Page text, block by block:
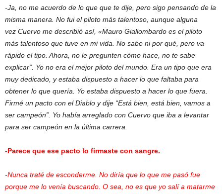
-Ja, no me acuerdo de lo que que te dije, pero sigo pensando de la
misma manera. No fui el piloto más talentoso, aunque alguna
vez Cuervo me describió así, «Mauro Giallombardo es el piloto
más talentoso que tuve en mi vida. No sabe ni por qué, pero va
rápido el tipo. Ahora, no le pregunten cómo hace, no te sabe
explicar”. Yo no era el mejor piloto del mundo. Era un tipo que era
muy dedicado, y estaba dispuesto a hacer lo que faltaba para
obtener lo que quería. Yo estaba dispuesto a hacer lo que fuera.
Firmé un pacto con el Diablo y dije “Está bien, está bien, vamos a
ser campeón”. Yo había arreglado con Cuervo que iba a levantar
para ser campeón en la última carrera.
-Parece que ese pacto lo firmaste con sangre.
-Nunca traté de esconderme. No diría que lo que me pasó fue
porque me lo venía buscando. O sea, no es que yo salí a matarme